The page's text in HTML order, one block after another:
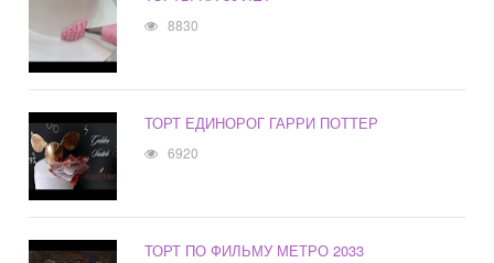
8830
ТОРТ ЕДИНОРОГ ГАРРИ ПОТТЕР
6920
ТОРТ ПО ФИЛЬМУ МЕТРО 2033